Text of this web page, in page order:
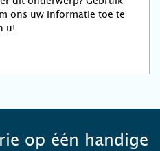
ons uw informatie toe te
u!
op één handige